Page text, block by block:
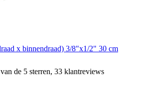
x binnendraad) 3/8"x1/2" 30 cm
de 5 sterren, 33 klantreviews